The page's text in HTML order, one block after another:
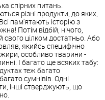
спірних питань.
різні продукти, до яких,
пам'ятають історію з
Потім відбій, нічого,
свого цілком достатньо. Або
якийсь специфічно
жири, особливо тварини -
І багато ще всяких табу:
теж багато
сумнівів. Одні
інші стверджують, що